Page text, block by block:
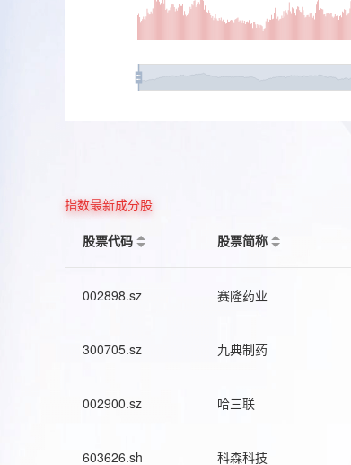
指数最新成分股
股票代码
股票简称
002898.sz 赛隆药业
300705.sz 九典制药
002900.sz 哈三联
603626.sh 科森科技